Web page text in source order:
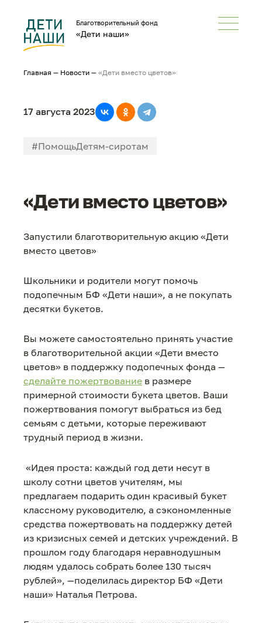
Благотворительный фонд
«Дети наши»
Главная — Новости — «Дети вместо цветов»
17 августа 2023
#ПомощьДетям-сиротам
#В большой мир #НеРазлейВода
«Дети вместо цветов»
Запустили благотворительную акцию «Дети
вместо цветов»
Школьники и родители могут помочь
подопечным БФ «Дети наши», а не покупать
десятки букетов.
Вы можете самостоятельно принять участие
в благотворительной акции «Дети вместо
цветов» в поддержку подопечных фонда —
сделайте пожертвование в размере
примерной стоимости букета цветов. Ваши
пожертвования помогут выбраться из бед
семьям с детьми, которые переживают
трудный период в жизни.
«Идея проста: каждый год дети несут в
школу сотни цветов учителям, мы
предлагаем подарить один красивый букет
классному руководителю, а сэкономленные
средства пожертвовать на поддержку детей
из кризисных семей и детских учреждений. В
прошлом году благодаря неравнодушным
людям удалось собрать более 130 тысяч
рублей», —поделилась директор БФ «Дети
наши» Наталья Петрова.